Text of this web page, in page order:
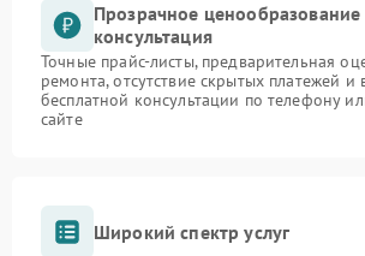
Прозрачное ценообразование
консультация
Точные прайс-листы, предварительная
ремонта, отсутствие скрытых платежей и
бесплатной консультации по телефону
сайте
Широкий спектр услуг